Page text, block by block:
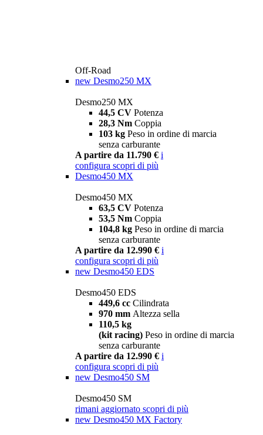
Off-Road
new Desmo250 MX
Desmo250 MX
44,5 CV Potenza
28,3 Nm Coppia
103 kg Peso in ordine di marcia
senza carburante
A partire da 11.790 € i
configura scopri di più
Desmo450 MX
Desmo450 MX
63,5 CV Potenza
53,5 Nm Coppia
104,8 kg Peso in ordine di marcia
senza carburante
A partire da 12.990 € i
configura scopri di più
new Desmo450 EDS
Desmo450 EDS
449,6 cc Cilindrata
970 mm Altezza sella
110,5 kg
(kit racing) Peso in ordine di marcia
senza carburante
A partire da 12.990 € i
configura scopri di più
new Desmo450 SM
Desmo450 SM
rimani aggiornato scopri di più
new Desmo450 MX Factory